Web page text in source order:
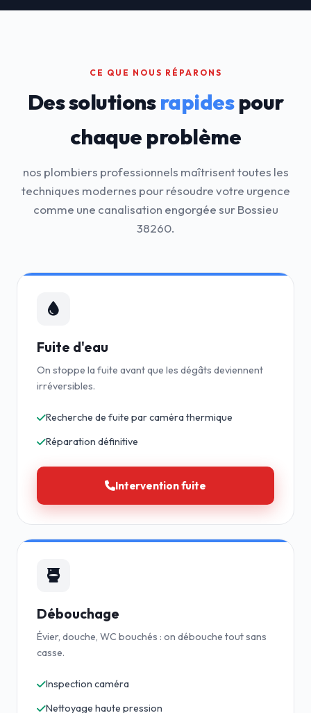
CE QUE NOUS RÉPARONS
Des solutionsrapidespour
chaque problème
nos plombiers professionnels maîtrisent toutes les
techniques modernes pour résoudre votre urgence
comme une canalisation engorgée sur Bossieu
38260.
Fuite d'eau
On stoppe la fuite avant que les dégâts deviennent
irréversibles.
Recherche de fuite par caméra thermique
Réparation définitive
Intervention fuite
Débouchage
Évier, douche, WC bouchés : on débouche tout sans
casse.
Inspection caméra
Nettoyage haute pression